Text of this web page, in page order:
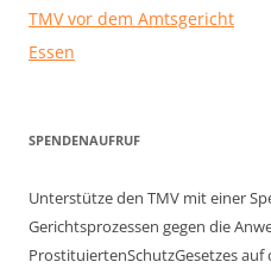
TMV vor dem Amtsgericht
Essen
SPENDENAUFRUF
Unterstütze den TMV mit einer
Gerichtsprozessen gegen die
ProstituiertenSchutzGesetzes auf